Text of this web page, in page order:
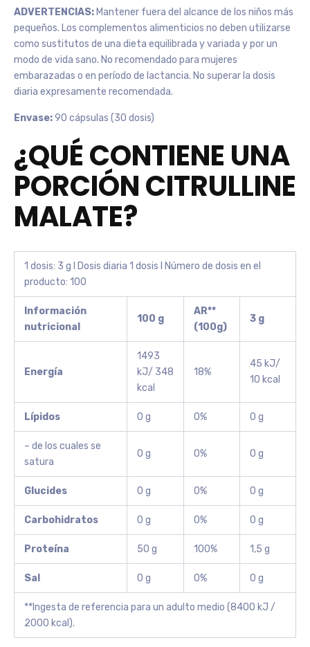
ADVERTENCIAS:Mantener fuera del alcance de los niños más
pequeños. Los complementos alimenticios no deben utilizarse
como sustitutos de una dieta equilibrada y variada y por un
modo de vida sano. No recomendado para mujeres
embarazadas o en período de lactancia. No superar la dosis
diaria expresamente recomendada.
Envase:90 cápsulas (30 dosis)
¿QUÉ CONTIENE UNA
PORCIÓN CITRULLINE
MALATE?
1 dosis: 3 g I Dosis diaria 1 dosis I Número de dosis en el
producto: 100
Información
nutricional
100 g
AR**
(100g)
3 g
Energía
1493
kJ/ 348
kcal
18%
45 kJ/
10 kcal
Lípidos 0 g 0% 0 g
– de los cuales se
satura
0 g 0% 0 g
Glucides 0 g 0% 0 g
Carbohidratos 0 g 0% 0 g
Proteína 50 g 100% 1,5 g
Sal 0 g 0% 0 g
**Ingesta de referencia para un adulto medio (8400 kJ /
2000 kcal).